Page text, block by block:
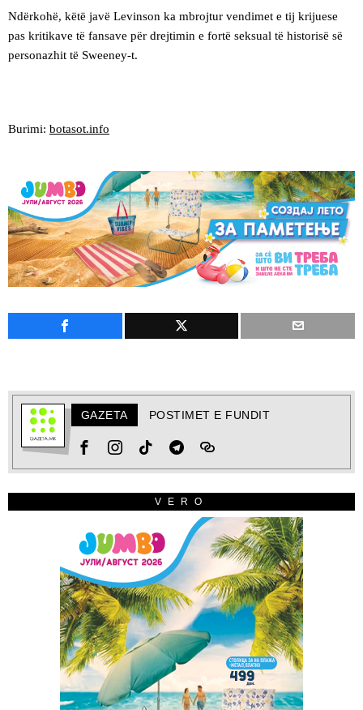
Ndërkohë, këtë javë Levinson ka mbrojtur vendimet e tij krijuese
pas kritikave të fansave për drejtimin e fortë seksual të historisë së
personazhit të Sweeney-t.
Burimi: botasot.info
GAZETA POSTIMET E FUNDIT
VERO